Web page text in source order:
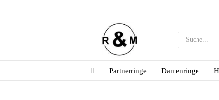
Partnerringe Damenringe